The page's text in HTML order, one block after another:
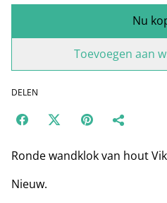
Nu
Toevoegen aan
DELEN
Ronde wandklok van hout
Nieuw.